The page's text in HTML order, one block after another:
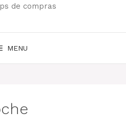
de compras
MENU